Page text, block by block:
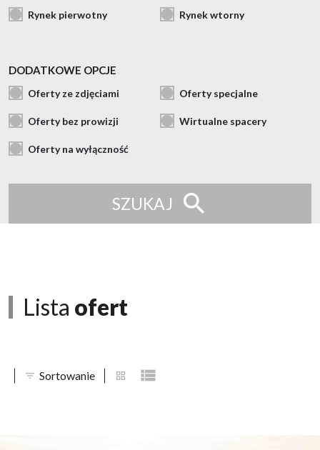
Rynek pierwotny Rynek wtorny
DODATKOWE OPCJE
Oferty ze zdjęciami Oferty specjalne
Oferty bez prowizji Wirtualne spacery
Oferty na wyłączność
SZUKAJ
Lista ofert
Sortowanie
tabelalista